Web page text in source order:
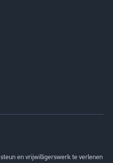
en vrijwilligerswerk te verlenen